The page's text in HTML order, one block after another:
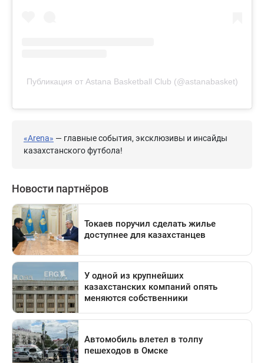
Публикация от Astana Basketball Club (@astanabasket)
«Arena» — главные события, эксклюзивы и инсайды
казахстанского футбола!